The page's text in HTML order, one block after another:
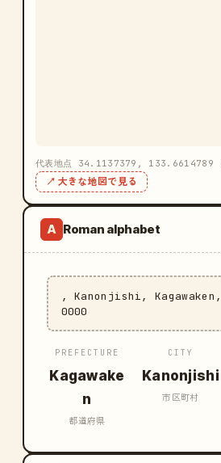
代表地点 34.1137379, 133.6614789
↗ 大きな地図で見る
A Roman alphabet
, Kanonjishi,
0000
PREFECTURE
Kagawake
n
都道府県
CITY
Kanonjishi
市区町村